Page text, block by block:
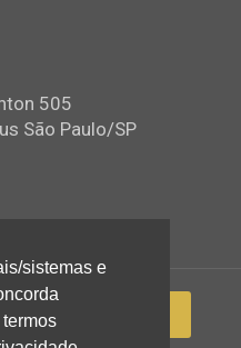
505
São Paulo/SP
sistemas e